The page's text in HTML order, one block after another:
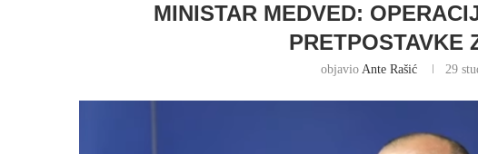
MINISTAR MEDVED:
PRETPOSTAVKE
objavioAnte Rašić 29